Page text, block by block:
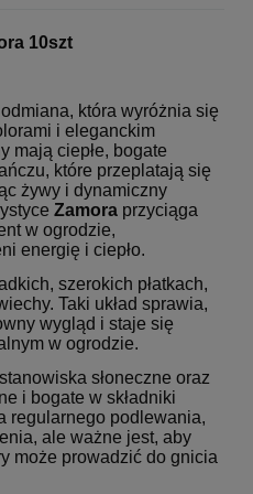
10szt
która wyróżnia się
i eleganckim
mają ciepłe, bogate
które przeplatają się
żywy i dynamiczny
Zamora przyciąga
w ogrodzie,
energię i ciepło.
szerokich płatkach,
Taki układ sprawia,
wygląd i staje się
w ogrodzie.
słoneczne oraz
i bogate w składniki
regularnego podlewania,
ale ważne jest, aby
może prowadzić do gnicia